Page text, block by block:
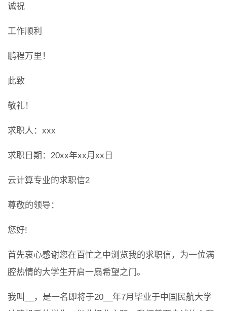
诚祝
工作顺利
鹏程万里！
此致
敬礼！
求职人：xxx
求职日期：20xx年xx月xx日
云计算专业的求职信2
尊敬的领导：
您好!
首先衷心感谢您在百忙之中浏览我的求职信，为一位满
腔热情的大学生开启一扇希望之门。
我叫__，是一名即将于20__年7月毕业于中国民航大学